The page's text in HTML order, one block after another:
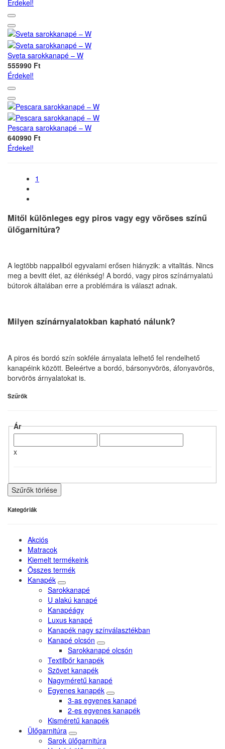
Érdekel!
Sveta sarokkanapé – W
555990 Ft
Érdekel!
Pescara sarokkanapé – W
640990 Ft
Érdekel!
1
Mitől különleges egy piros vagy egy vöröses színű
ülőgarnitúra?
A legtöbb nappaliból egyvalami erősen hiányzik: a vitalitás. Nincs
meg a bevitt élet, az élénkség! A bordó, vagy piros színárnyalatú
bútorok általában erre a problémára is választ adnak.
Milyen színárnyalatokban kapható nálunk?
A piros és bordó szín sokféle árnyalata lelhető fel rendelhető
kanapéink között. Beleértve a bordó, bársonyvörös, áfonyavörös,
borvörös árnyalatokat is.
Szűrők
Ár
x
Szűrők törlése
Kategóriák
Akciós
Matracok
Kiemelt termékeink
Összes termék
Kanapék
Sarokkanapé
U alakú kanapé
Kanapéágy
Luxus kanapé
Kanapék nagy színválasztékban
Kanapé olcsón
Sarokkanapé olcsón
Textilbőr kanapék
Szövet kanapék
Nagyméretű kanapé
Egyenes kanapék
3-as egyenes kanapé
2-es egyenes kanapék
Kisméretű kanapék
Ülőgarnitúra
Sarok ülőgarnitúra